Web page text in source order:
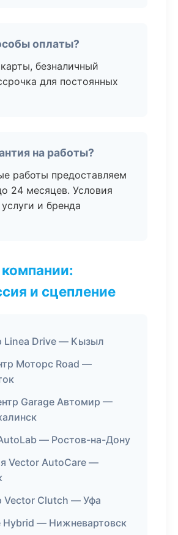
оплаты?
безналичный
для постоянных
на работы?
работы предоставляем
24 месяцев. Условия
и бренда
и сцепление
Linea Drive — Кызыл
Моторс Road —
Garage Автомир —
— Ростов-на-Дону
Vector AutoCare —
Vector Clutch — Уфа
Hybrid — Нижневартовск